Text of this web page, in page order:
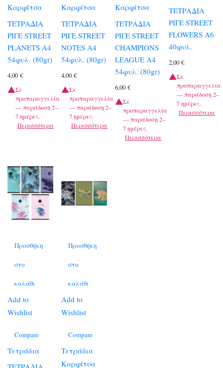
Καρφίτσα
ΤΕΤΡΑΔΙΑ
ΡΙΓΕ STREET
PLANETS A4
54φυλ. (80gr)
4,00 €
Σε
προπαραγγελία
— παράδοση 2–
7 ημέρες.
Περισσότερα
Καρφίτσα
ΤΕΤΡΑΔΙΑ
ΡΙΓΕ STREET
NOTES A4
54φυλ. (80gr)
4,00€
Σε
προπαραγγελία
— παράδοση 2–
7 ημέρες.
Περισσότερα
Καρφίτσα
ΤΕΤΡΑΔΙΑ
ΡΙΓΕ STREET
CHAMPIONS
LEAGUE A4
54φυλ. (80gr)
6,00€
Σε
προπαραγγελία
— παράδοση 2–
7 ημέρες.
Περισσότερα
ΤΕΤΡΑΔΙΑ
ΡΙΓΕ STREET
FLOWERS Α6
40φυλ.
2,00€
Σε
προπαραγγελία
— παράδοση 2–
7 ημέρες.
Περισσότερα
Προσθήκη
στο
καλάθι
Add to
Wishlist
Compare
Τετράδια
Προσθήκη
στο
καλάθι
Add to
Wishlist
Compare
Τετράδια
Καρφίτσα